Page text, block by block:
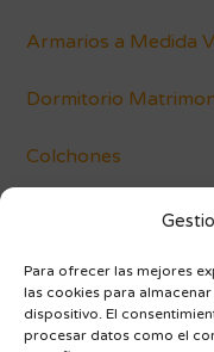
Para ofrecer las mejores
las cookies para
dispositivo. El
procesar datos como el
Armarios a Medida
Dormitorio
Colchones
Blog